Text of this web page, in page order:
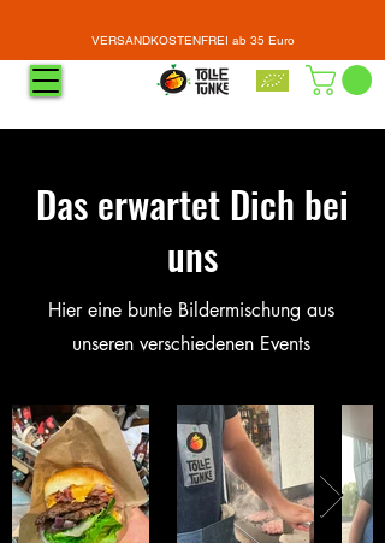
VERSANDKOSTENFREI ab 35 Euro
Das erwartet Dich bei
uns
Hier eine bunte Bildermischung aus
unseren verschiedenen Events